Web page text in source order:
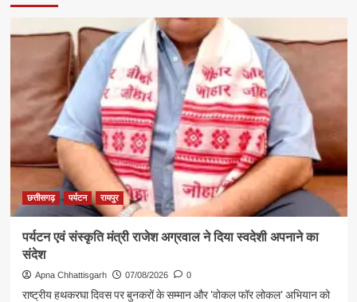
छत्तीसगढ़ पर्यटन रायपुर
पर्यटन एवं संस्कृति मंत्री राजेश अग्रवाल ने दिया स्वदेशी अपनाने का
संदेश
Apna Chhattisgarh 07/08/2026 0
राष्ट्रीय हथकरघा दिवस पर बुनकरों के सम्मान और 'वोकल फॉर लोकल' अभियान को